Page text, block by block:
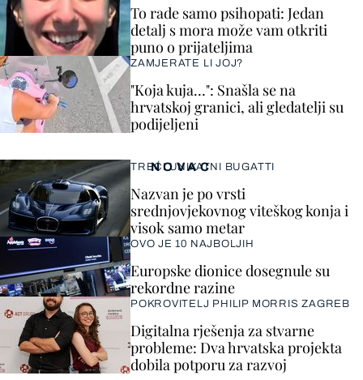
To rade samo psihopati: Jedan
detalj s mora može vam otkriti
puno o prijateljima
ZAMJERATE LI JOJ?
"Koja kuja…": Snašla se na
hrvatskoj granici, ali gledatelji su
podijeljeni
NOVAC
TREĆI UNIKATNI BUGATTI
Nazvan je po vrsti
srednjovjekovnog viteškog konja i
visok samo metar
OVO JE 10 NAJBOLJIH
Europske dionice dosegnule su
rekordne razine
POKROVITELJ PHILIP MORRIS ZAGREB
Digitalna rješenja za stvarne
probleme: Dva hrvatska projekta
dobila potporu za razvoj